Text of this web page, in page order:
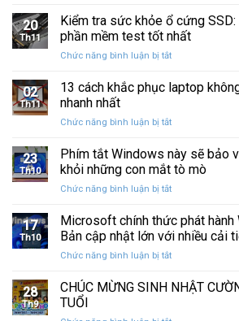
và
khôi
Phải
Trên
10:
Dẫn
Phục
Sự
Cố
Click
Phải
10:
Dẫn
Chi
20
Th11
Kiểm tra sức khỏe ổ cứng
phần mềm test tốt nhất
Chức năng bình luận bị tắtở
tra
sức
ổ
SSD:
Hướng
10+
mềm
test
02
Th11
13 cách khắc phục laptop
nhanh nhất
Chức năng bình luận bị tắtở
cách
khắc
phục
laptop
kết
nối
WiFi
nhất
23
Th10
Phím tắt Windows này sẽ bảo
khỏi những con mắt tò mò
Chức năng bình luận bị tắtở
tắt
Windows
này
sẽ
vệ
17
Th10
Microsoft chính thức phát
Bản cập nhật lớn với nhiều cải
Chức năng bình luận bị tắtở
chính
28
Th9
CHÚC MỪNG SINH NHẬT
TUỔI